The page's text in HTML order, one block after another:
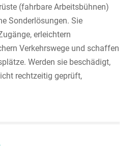
(fahrbare Arbeitsbühnen)
Sonderlösungen. Sie
erleichtern
Verkehrswege und schaffen
Werden sie beschädigt,
rechtzeitig geprüft,